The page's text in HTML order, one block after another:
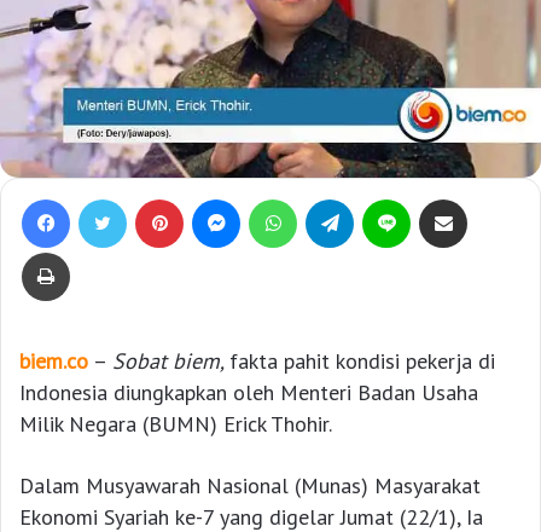
biem.co – Sobat biem, fakta pahit kondisi pekerja di
Indonesia diungkapkan oleh Menteri Badan Usaha
Milik Negara (BUMN) Erick Thohir.
Dalam Musyawarah Nasional (Munas) Masyarakat
Ekonomi Syariah ke-7 yang digelar Jumat (22/1), Ia